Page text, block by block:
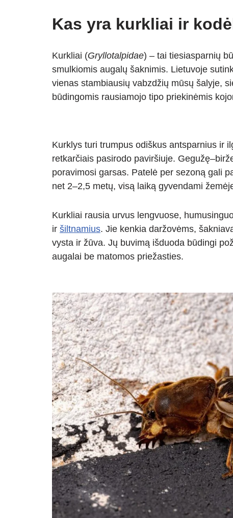
p
er
Kas yra kurkliai ir
Kurkliai (Gryllotalpidae) – tai tiesiasparnių
smulkiomis augalų šaknimis. Lietuvoje
vienas stambiausių vabzdžių mūsų šalyje,
būdingomis rausiamojo tipo priekinėmis
Kurklys turi trumpus odiškus antsparnius ir
retkarčiais pasirodo paviršiuje.
poravimosi garsas. Patelė per sezoną gali
net 2–2,5 metų, visą laiką gyvendami
Kurkliai rausia urvus lengvuose,
ir šiltnamius. Jie kenkia daržovėms,
vysta ir žūva. Jų buvimą išduoda būdingi
augalai be matomos priežasties.